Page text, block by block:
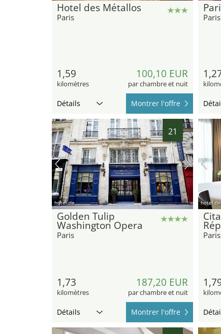
Hotel des Métallos
Paris
1,59
kilomètres
100,10 EUR
par chambre et nuit
Détails Montrer l'offre
Paris
21
hotel.de
Golden Tulip
Washington Opera
Paris
1,73
kilomètres
187,20 EUR
par chambre et nuit
Détails Montrer l'offre
hotel.de
Paris